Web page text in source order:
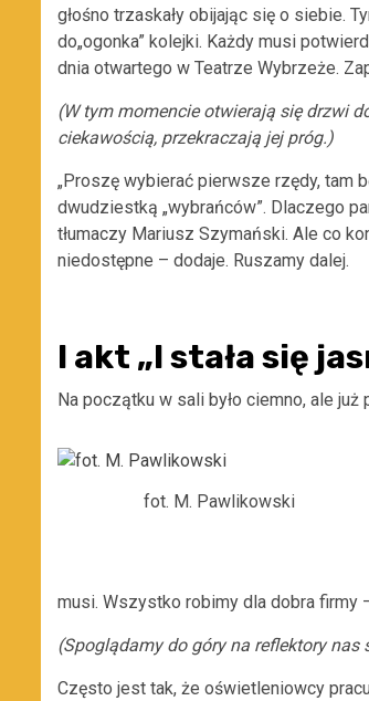
głośno trzaskały obijając się o siebie.
do„ogonka” kolejki. Każdy musi
dnia otwartego w Teatrze Wybrzeże.
(W tym momencie otwierają się drzwi
ciekawością, przekraczają jej próg.)
„Proszę wybierać pierwsze rzędy, tam
dwudziestką „wybrańców”. Dlaczego
tłumaczy Mariusz Szymański. Ale co
niedostępne – dodaje. Ruszamy dalej.
I akt „I stała się
Na początku w sali było ciemno, ale
fot. M. Pawlikowski
musi. Wszystko robimy dla dobra firmy
(Spoglądamy do góry na reflektory nas
Często jest tak, że oświetleniowcy